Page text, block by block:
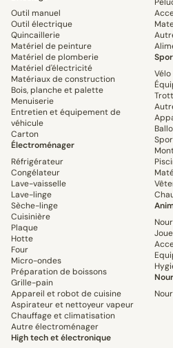
Outil manuel
Outil électrique
Quincaillerie
Matériel de peinture
Matériel de plomberie
Matériel d'électricité
Matériaux de construction
Bois, planche et palette
Menuiserie
Entretien et équipement de
véhicule
Carton
Électroménager
Réfrigérateur
Congélateur
Lave-vaisselle
Lave-linge
Sèche-linge
Cuisinière
Plaque
Hotte
Four
Micro-ondes
Préparation de boissons
Grille-pain
Appareil et robot de cuisine
Aspirateur et nettoyeur vapeur
Chauffage et climatisation
Autre électroménager
High tech et électronique
Vélo